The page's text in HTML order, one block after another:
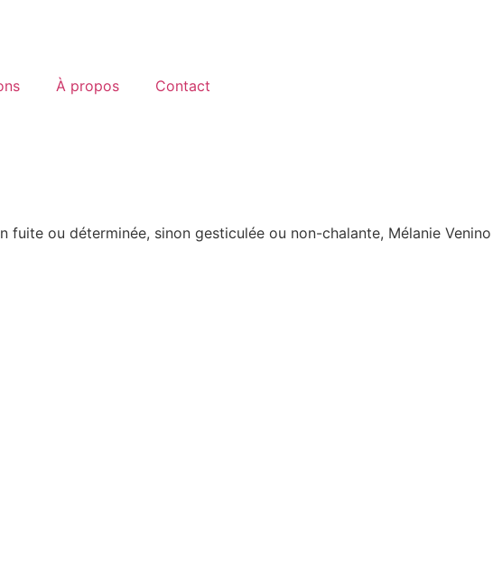
À propos Contact
ou déterminée, sinon gesticulée ou non-chalante, Mélanie Venino